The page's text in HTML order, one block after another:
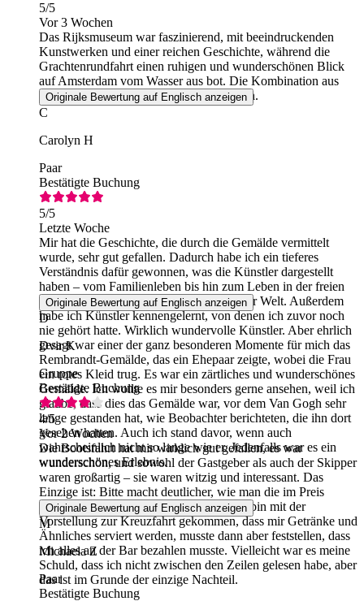
5/5
Vor 3 Wochen
Das Rijksmuseum war faszinierend, mit beeindruckenden
Kunstwerken und einer reichen Geschichte, während die
Grachtenrundfahrt einen ruhigen und wunderschönen Blick
auf Amsterdam vom Wasser aus bot. Die Kombination aus
beidem machte das Erlebnis unvergesslich.
Originale Bewertung auf Englisch anzeigen
C
Carolyn H
Paar
Bestätigte Buchung
5/5
Letzte Woche
Mir hat die Geschichte, die durch die Gemälde vermittelt
wurde, sehr gut gefallen. Dadurch habe ich ein tieferes
Verständnis dafür gewonnen, was die Künstler dargestellt
haben – vom Familienleben bis hin zum Leben in der freien
Natur vor all den Jahren in diesem Teil der Welt. Außerdem
habe ich Künstler kennengelernt, von denen ich zuvor noch
nie gehört hatte. Wirklich wundervolle Künstler. Aber ehrlich
gesagt war einer der ganz besonderen Momente für mich das
Rembrandt-Gemälde, das ein Ehepaar zeigte, wobei die Frau
ein rotes Kleid trug. Es war ein zärtliches und wunderschönes
Gemälde. Ich wollte es mir besonders gerne ansehen, weil ich
glaube, dass dies das Gemälde war, vor dem Van Gogh sehr
lange gestanden hat, wie Beobachter berichteten, die ihn dort
gesehen hatten. Auch ich stand davor, wenn auch
wahrscheinlich nicht so lange wie er. Jedenfalls war es ein
wunderschönes Erlebnis.
Originale Bewertung auf Englisch anzeigen
D
Dvir K
Gruppe
Bestätigte Buchung
4/5
Vor 2 Wochen
Die Bootsfahrt hat mir wirklich gut gefallen, es war
wunderschön, und sowohl der Gastgeber als auch der Skipper
waren großartig – sie waren witzig und interessant. Das
Einzige ist: Bitte macht deutlicher, wie man die im Preis
inbegriffenen Getränke bestellt, denn ich bin mit der
Vorstellung zur Kreuzfahrt gekommen, dass mir Getränke und
Ähnliches serviert werden, musste dann aber feststellen, dass
ich alles an der Bar bezahlen musste. Vielleicht war es meine
Schuld, dass ich nicht zwischen den Zeilen gelesen habe, aber
das ist im Grunde der einzige Nachteil.
Originale Bewertung auf Englisch anzeigen
M
Michaela Z
Paar
Bestätigte Buchung